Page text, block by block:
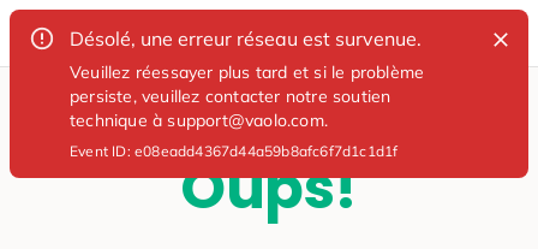
Désolé, une erreur réseau est survenue.
Veuillez réessayer plus tard et si le problème
persiste, veuillez contacter notre soutien
technique à support@vaolo.com.
Event ID:e08eadd4367d44a59b8afc6f7d1c1d1f
Oups!